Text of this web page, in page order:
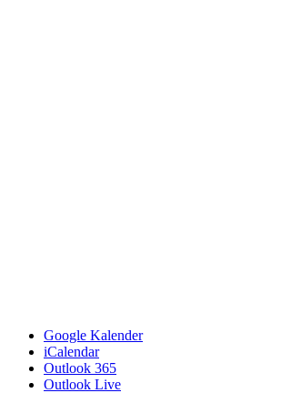
Google Kalender
iCalendar
Outlook 365
Outlook Live